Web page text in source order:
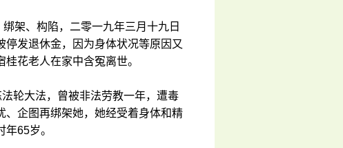
架、构陷，二零一九年三月十九日
发退休金，因为身体状况等原因又
花老人在家中含冤离世。
轮大法，曾被非法劳教一年，遭毒
、企图再绑架她，她经受着身体和精
65岁。